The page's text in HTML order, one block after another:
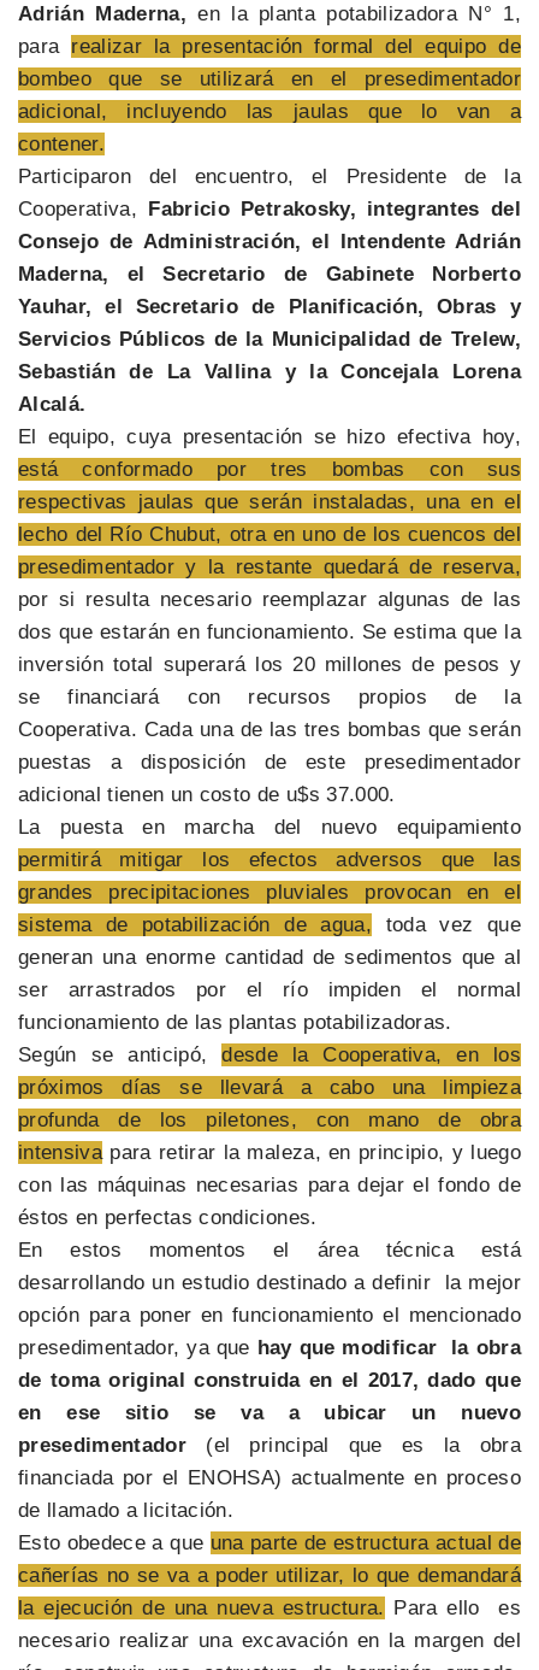
Adrián Maderna, en la planta potabilizadora N° 1,
para realizar la presentación formal del equipo de
bombeo que se utilizará en el presedimentador
adicional, incluyendo las jaulas que lo van a
contener.
Participaron del encuentro, el Presidente de la
Cooperativa, Fabricio Petrakosky, integrantes del
Consejo de Administración, el Intendente Adrián
Maderna, el Secretario de Gabinete Norberto
Yauhar, el Secretario de Planificación, Obras y
Servicios Públicos de la Municipalidad de Trelew,
Sebastián de La Vallina y la Concejala Lorena
Alcalá.
El equipo, cuya presentación se hizo efectiva hoy,
está conformado por tres bombas con sus
respectivas jaulas que serán instaladas, una en el
lecho del Río Chubut, otra en uno de los cuencos del
presedimentador y la restante quedará de reserva,
por si resulta necesario reemplazar algunas de las
dos que estarán en funcionamiento. Se estima que la
inversión total superará los 20 millones de pesos y
se financiará con recursos propios de la
Cooperativa. Cada una de las tres bombas que serán
puestas a disposición de este presedimentador
adicional tienen un costo de u$s 37.000.
La puesta en marcha del nuevo equipamiento
permitirá mitigar los efectos adversos que las
grandes precipitaciones pluviales provocan en el
sistema de potabilización de agua, toda vez que
generan una enorme cantidad de sedimentos que al
ser arrastrados por el río impiden el normal
funcionamiento de las plantas potabilizadoras.
Según se anticipó,desde la Cooperativa, en los
próximos días se llevará a cabo una limpieza
profunda de los piletones, con mano de obra
intensiva para retirar la maleza, en principio, y luego
con las máquinas necesarias para dejar el fondo de
éstos en perfectas condiciones.
En estos momentos el área técnica está
desarrollando un estudio destinado a definir la mejor
opción para poner en funcionamiento el mencionado
presedimentador, ya que hay que modificar la obra
de toma original construida en el 2017, dado que
en ese sitio se va a ubicar un nuevo
presedimentador (el principal que es la obra
financiada por el ENOHSA) actualmente en proceso
de llamado a licitación.
Esto obedece a que una parte de estructura actual de
cañerías no se va a poder utilizar, lo que demandará
la ejecución de una nueva estructura. Para ello es
necesario realizar una excavación en la margen del